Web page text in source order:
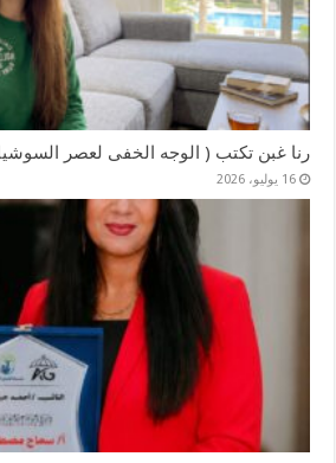
رنا غبن تكتب ( الوجه الخفى لعصر
16 يوليو، 2026